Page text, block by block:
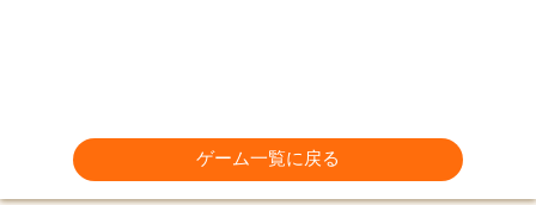
ゲーム一覧に戻る